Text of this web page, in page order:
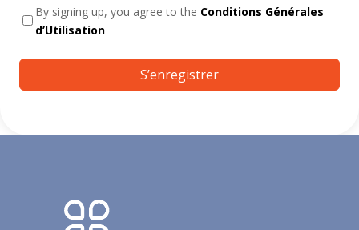
By signing up, you agree to the Conditions Générales
d’Utilisation
S’enregistrer